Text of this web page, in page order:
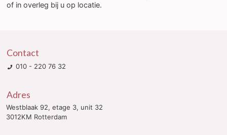
of in overleg bij u op locatie.
Contact
010 - 220 76 32
Adres
Westblaak 92, etage 3, unit 32
3012KM Rotterdam